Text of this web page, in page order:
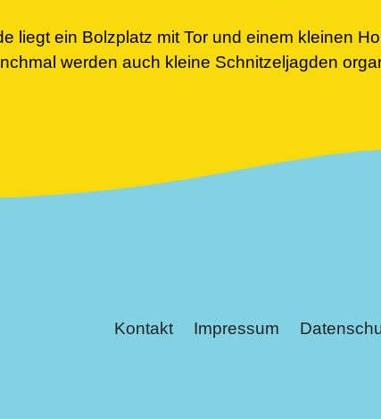
liegt ein Bolzplatz mit Tor und einem kleinen
werden auch kleine Schnitzeljagden
Kontakt Impressum